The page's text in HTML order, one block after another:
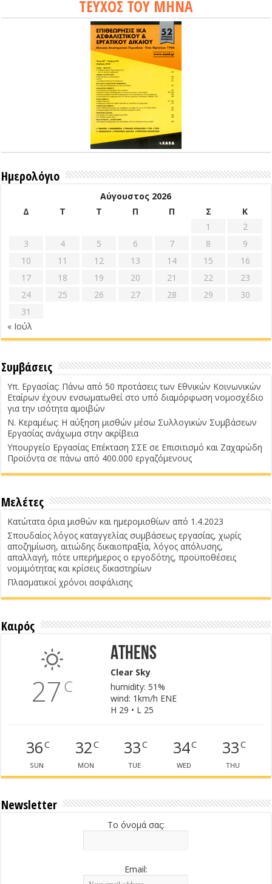
ΤΕΥΧΟΣ ΤΟΥ ΜΗΝΑ
Ημερολόγιο
Αύγουστος 2026
Δ
Τ Τ Π Π Σ
Κ
1
2
3
4 5 6 7 8
9
10
11 12 13 14 15
16
17
18 19 20 21 22
23
24
25 26 27 28 29
30
31
« Ιούλ
Συμβάσεις
Υπ. Εργασίας: Πάνω από 50 προτάσεις των Εθνικών Κοινωνικών
Εταίρων έχουν ενσωματωθεί στο υπό διαμόρφωση νομοσχέδιο
για την ισότητα αμοιβών
Ν. Κεραμέως: Η αύξηση μισθών μέσω Συλλογικών Συμβάσεων
Εργασίας ανάχωμα στην ακρίβεια
Υπουργείο Εργασίας Επέκταση ΣΣΕ σε Επισιτισμό και Ζαχαρώδη
Προϊόντα σε πάνω από 400.000 εργαζόμενους
Μελέτες
Κατώτατα όρια μισθών και ημερομισθίων από 1.4.2023
Σπουδαίος λόγος καταγγελίας συμβάσεως εργασίας, χωρίς
αποζημίωση, αιτιώδης δικαιοπραξία, λόγος απόλυσης,
απαλλαγή, πότε υπερήμερος ο εργοδότης, προϋποθέσεις
νομιμότητας και κρίσεις δικαστηρίων
Πλασματικοί χρόνοι ασφάλισης
Καιρός
27 C
Athens
Clear Sky
humidity: 51%
wind: 1km/h ENE
H 29 • L 25
36C
SUN
32C
MON
33C
TUE
34C
WED
33C
THU
Newsletter
Το όνομά σας:
Email: